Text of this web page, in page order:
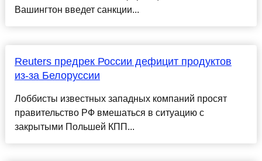
Вашингтон введет санкции...
Reuters предрек России дефицит продуктов
из-за Белоруссии
Лоббисты известных западных компаний просят
правительство РФ вмешаться в ситуацию с
закрытыми Польшей КПП...